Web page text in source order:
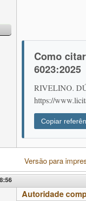
Como
6023:2025
RIVELINO.
https://
Copiar
Versão para
Autoridade